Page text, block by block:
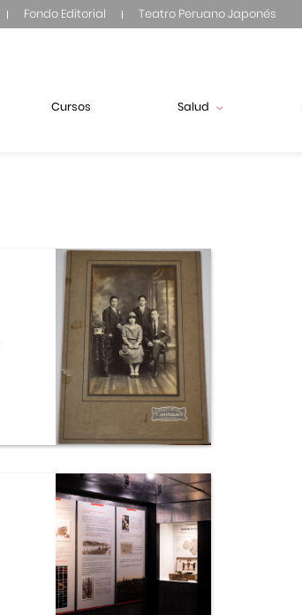
Fondo Editorial Teatro Peruano Japonés
Cursos Salud